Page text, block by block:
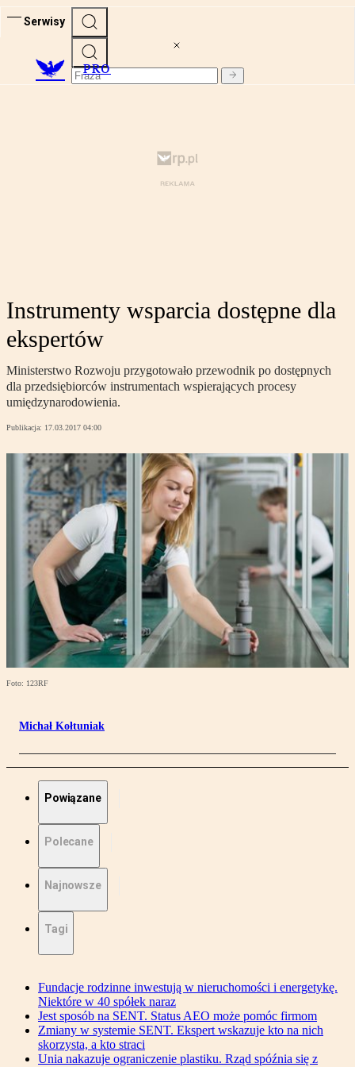
Serwisy
PRO
Instrumenty wsparcia dostępne dla
ekspertów
Ministerstwo Rozwoju przygotowało przewodnik po dostępnych
dla przedsiębiorców instrumentach wspierających procesy
umiędzynarodowienia.
Publikacja: 17.03.2017 04:00
Foto: 123RF
Michał Kołtuniak
Powiązane
Polecane
Najnowsze
Tagi
Fundacje rodzinne inwestują w nieruchomości i energetykę.
Niektóre w 40 spółek naraz
Jest sposób na SENT. Status AEO może pomóc firmom
Zmiany w systemie SENT. Ekspert wskazuje kto na nich
skorzysta, a kto straci
Unia nakazuje ograniczenie plastiku. Rząd spóźnia się z